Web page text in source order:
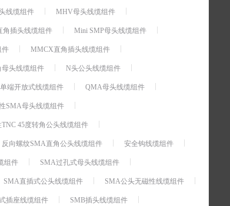
线缆组件
MHV母头线缆组件
角插头线缆组件
Mini SMP母头线缆组件
件
MMCX直角插头线缆组件
头线缆组件
N头公头线缆组件
单端开放式线缆组件
QMA母头线缆组件
SMA母头线缆组件
TNC 45度转角公头线缆组件
反向螺纹SMA直角公头线缆组件
安全钩线缆组件
组件
SMA过孔式母头线缆组件
SMA直插式公头线缆组件
SMA公头无磁性线缆组件
插座线缆组件
SMB插头线缆组件